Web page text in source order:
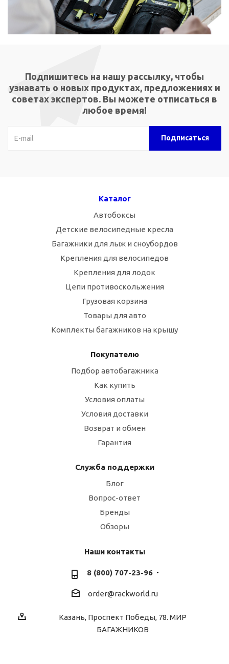
Подпишитесь на нашу рассылку, чтобы
узнавать о новых продуктах, предложениях и
советах экспертов. Вы можете отписаться в
любое время!
Каталог
Автобоксы
Детские велосипедные кресла
Багажники для лыж и сноубордов
Крепления для велосипедов
Крепления для лодок
Цепи противоскольжения
Грузовая корзина
Товары для авто
Комплекты багажников на крышу
Покупателю
Подбор автобагажника
Как купить
Условия оплаты
Условия доставки
Возврат и обмен
Гарантия
Служба поддержки
Блог
Вопрос-ответ
Бренды
Обзоры
Наши контакты
8 (800) 707-23-96
order@rackworld.ru
Казань, Проспект Победы, 78. МИР
БАГАЖНИКОВ